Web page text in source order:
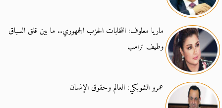
ماريا معلوف: انتخابات الحزب الجمهوري.. ما بين قلق السباق
وطيف ترامب
عمرو الشوبكي: العالم وحقوق الإنسان